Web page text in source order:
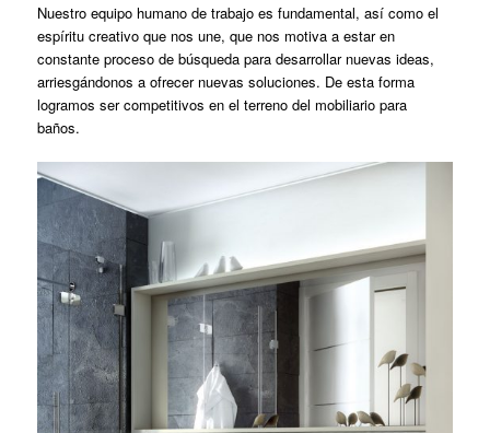
Nuestro equipo humano de trabajo es fundamental, así como el
espíritu creativo que nos une, que nos motiva a estar en
constante proceso de búsqueda para desarrollar nuevas ideas,
arriesgándonos a ofrecer nuevas soluciones. De esta forma
logramos ser competitivos en el terreno del mobiliario para
baños.